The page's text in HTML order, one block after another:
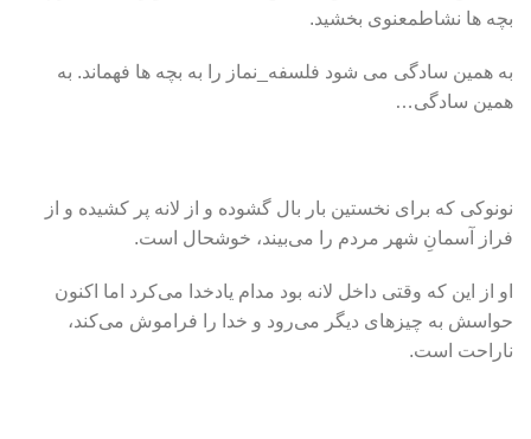
بچه ها نشاطمعنوی بخشید.
به همین سادگی می شود فلسفه_نماز را به بچه ها فهماند. به
همین سادگی…
نونوکی که برای نخستین بار بال گشوده و از لانه پر کشیده و از
فراز آسمانِ شهر مردم را می‌بیند، خوشحال است.
او از این که وقتی داخل لانه بود مدام یادخدا می‌کرد اما اکنون
حواسش به چیزهای دیگر می‌رود و خدا را فراموش می‌کند،
ناراحت است.